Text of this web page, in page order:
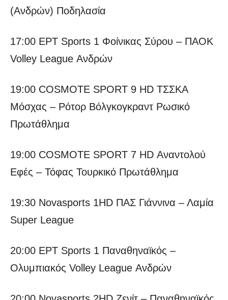
(Ανδρών) Ποδηλασία
17:00 ΕΡΤ Sports 1 Φοίνικας Σύρου – ΠΑΟΚ
Volley League Ανδρών
19:00 COSMOTE SPORT 9 HD ΤΣΣΚΑ
Μόσχας – Ρότορ Βόλγκογκραντ Ρωσικό
Πρωτάθλημα
19:00 COSMOTE SPORT 7 HD Αναντολού
Εφές – Τόφας Τουρκικό Πρωτάθλημα
19:30 Novasports 1HD ΠΑΣ Γιάννινα – Λαμία
Super League
20:00 ΕΡΤ Sports 1 Παναθηναϊκός –
Ολυμπιακός Volley League Ανδρών